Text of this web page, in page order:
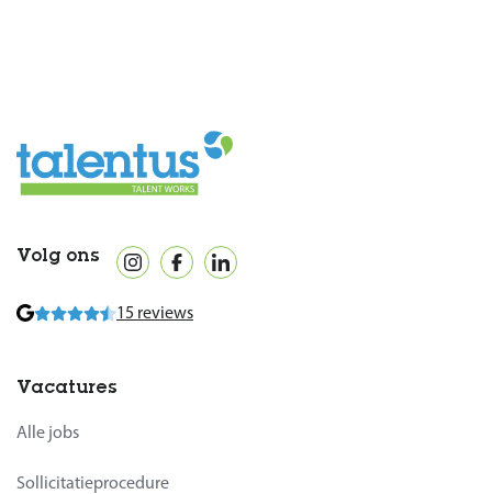
Volg ons
15 reviews
Vacatures
Alle jobs
Sollicitatieprocedure